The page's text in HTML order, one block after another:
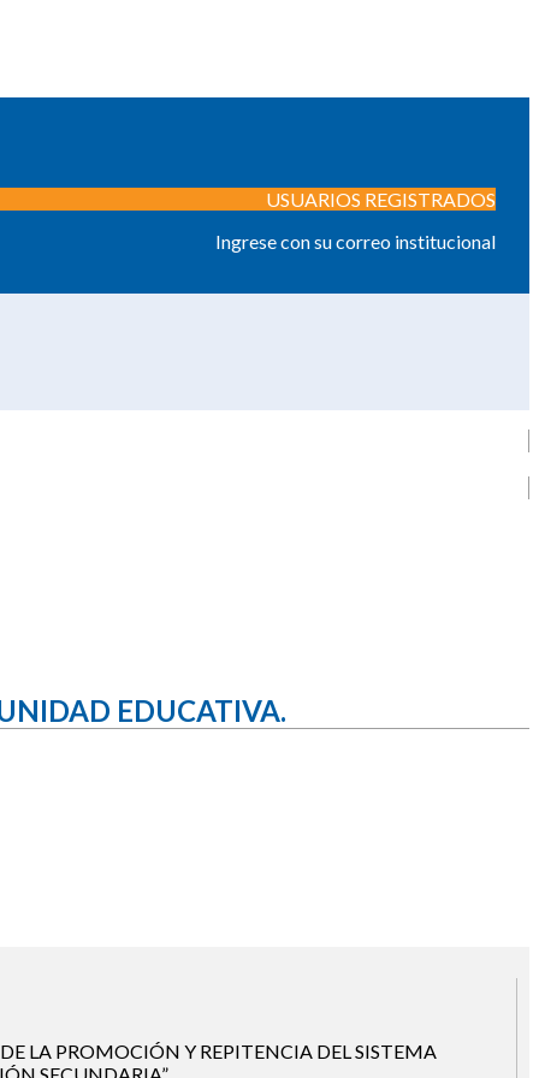
USUARIOS REGISTRADOS
Ingrese con su correo institucional
EDUCATIVA.
LA PROMOCIÓN Y REPITENCIA DEL SISTEMA